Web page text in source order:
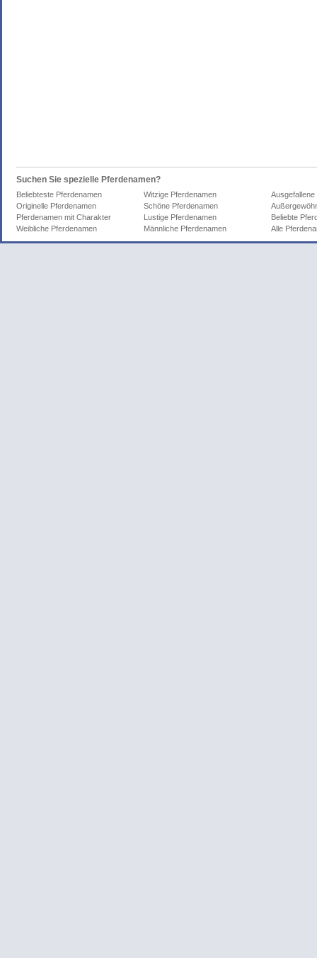
Suchen Sie spezielle Pferdenamen?
Beliebteste Pferdenamen Witzige Pferdenamen
Originelle Pferdenamen
Schöne Pferdenamen
Pferdenamen mit Charakter
Lustige Pferdenamen
Beliebte
Weibliche Pferdenamen
Männliche Pferdenamen Alle